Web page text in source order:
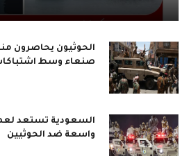
الحوثيون يحاصرون
صنعاء وسط
السعودية تستعد
واسعة ضد الحوثيين